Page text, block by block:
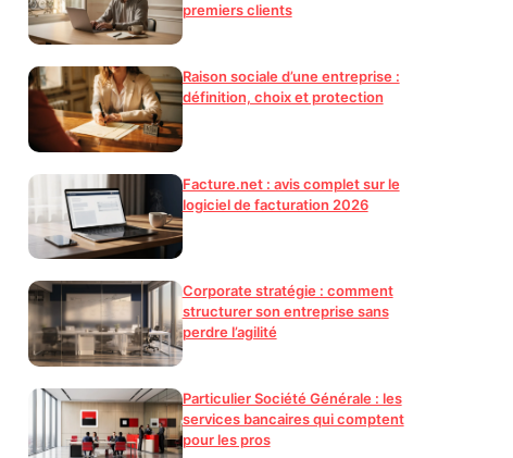
premiers clients
Raison sociale d’une entreprise :
définition, choix et protection
Facture.net : avis complet sur le
logiciel de facturation 2026
Corporate stratégie : comment
structurer son entreprise sans
perdre l’agilité
Particulier Société Générale : les
services bancaires qui comptent
pour les pros